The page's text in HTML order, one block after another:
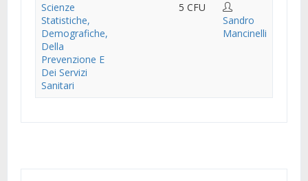
Scienze
Statistiche,
Demografiche,
Della
Prevenzione E
Dei Servizi
Sanitari
5 CFU
Sandro
Mancinelli